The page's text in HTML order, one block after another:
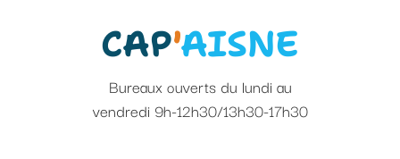
CAP'AISNE
Bureauxouverts du lundi au
vendredi 9h-12h30/13h30-17h30